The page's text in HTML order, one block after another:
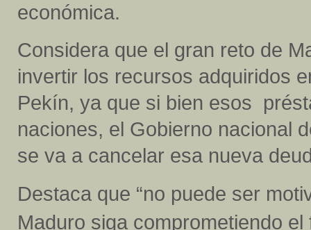
económica.
Considera que el gran reto de
invertir los recursos adquiridos
Pekín, ya que si bien esos
naciones, el Gobierno nacional
se va a cancelar esa nueva
Destaca que “no puede ser
Maduro siga comprometiendo